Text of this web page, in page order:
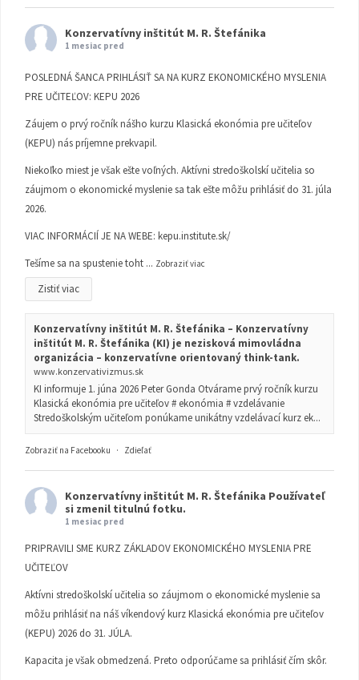
Konzervatívny inštitút M. R. Štefánika
1 mesiac pred
POSLEDNÁ ŠANCA PRIHLÁSIŤ SA NA KURZ EKONOMICKÉHO MYSLENIA
PRE UČITEĽOV: KEPU 2026
Záujem o prvý ročník nášho kurzu Klasická ekonómia pre učiteľov
(KEPU) nás príjemne prekvapil.
Niekoľko miest je však ešte voľných. Aktívni stredoškolskí učitelia so
záujmom o ekonomické myslenie sa tak ešte môžu prihlásiť do 31. júla
2026.
VIAC INFORMÁCIÍ JE NA WEBE: kepu.institute.sk/
Tešíme sa na spustenie toht ... Zobraziť viac
Zistiť viac
Konzervatívny inštitút M. R. Štefánika – Konzervatívny
inštitút M. R. Štefánika (KI) je nezisková mimovládna
organizácia – konzervatívne orientovaný think-tank.
www.konzervativizmus.sk
KI informuje 1. júna 2026 Peter Gonda Otvárame prvý ročník kurzu
Klasická ekonómia pre učiteľov # ekonómia # vzdelávanie
Stredoškolským učiteľom ponúkame unikátny vzdelávací kurz ek...
Zobraziť na Facebooku · Zdieľať
Konzervatívny inštitút M. R. Štefánika Používateľ
si zmenil titulnú fotku.
1 mesiac pred
PRIPRAVILI SME KURZ ZÁKLADOV EKONOMICKÉHO MYSLENIA PRE
UČITEĽOV
Aktívni stredoškolskí učitelia so záujmom o ekonomické myslenie sa
môžu prihlásiť na náš víkendový kurz Klasická ekonómia pre učiteľov
(KEPU) 2026 do 31. JÚLA.
Kapacita je však obmedzená. Preto odporúčame sa prihlásiť čím skôr.